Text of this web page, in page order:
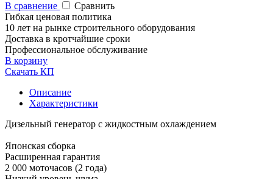
В сравнение
Сравнить
Гибкая ценовая политика
10 лет на рынке строительного оборудования
Доставка в кротчайшие сроки
Профессиональное обслуживание
В корзину
Скачать КП
Описание
Характеристики
Дизельный генератор с жидкостным охлаждением
Японская сборка
Расширенная гарантия
2 000 моточасов (2 года)